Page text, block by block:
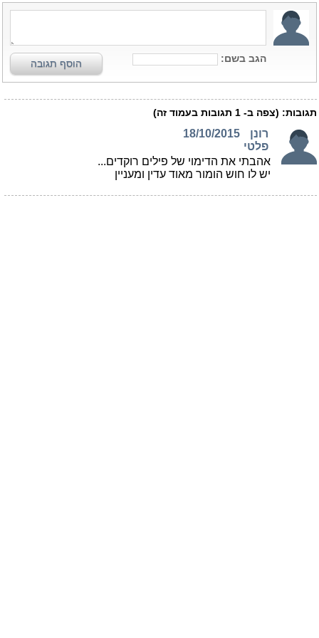
הגב בשם: הוסף תגובה
תגובות: (צפה ב- 1 תגובות בעמוד זה)
רונן
פלטי
18/10/2015
אהבתי את הדימוי של פילים רוקדים...
יש לו חוש הומור מאוד עדין ומעניין